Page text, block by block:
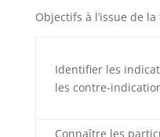
Objectifs à l’issue de
Identifier les
les contre-
Connaître les